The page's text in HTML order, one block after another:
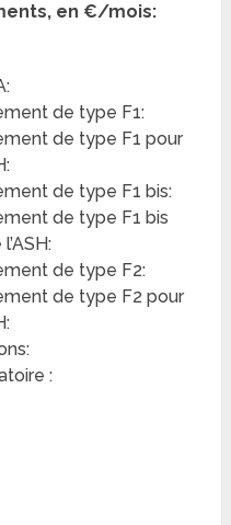
en €/mois:
de type F1:
de type F1 pour
de type F1 bis:
de type F1 bis
de type F2:
de type F2 pour
: